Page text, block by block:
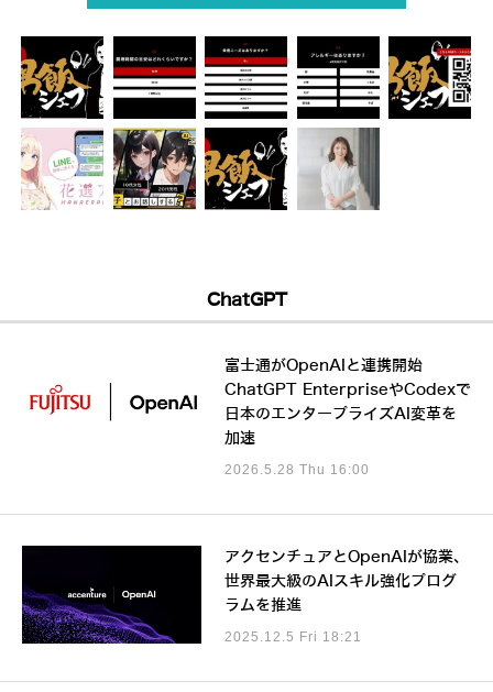
ChatGPT
富士通がOpenAIと連携開始
ChatGPT EnterpriseやCodexで
日本のエンタープライズAI変革を
加速
2026.5.28 Thu 16:00
アクセンチュアとOpenAIが協業、
世界最大級のAIスキル強化プログ
ラムを推進
2025.12.5 Fri 18:21